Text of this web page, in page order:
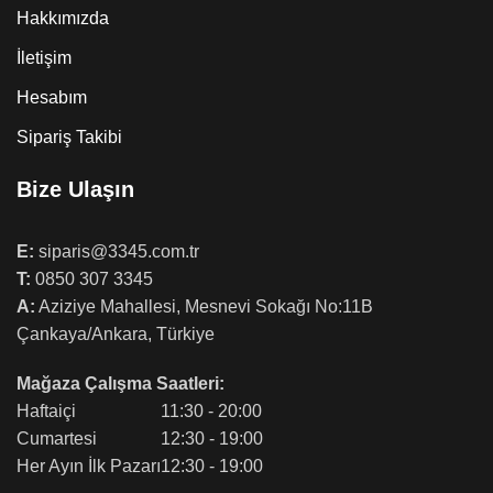
Hakkımızda
İletişim
Hesabım
Sipariş Takibi
Bize Ulaşın
E: siparis@3345.com.tr
T: 0850 307 3345
A: Aziziye Mahallesi, Mesnevi Sokağı No:11B
Çankaya/Ankara, Türkiye
Mağaza Çalışma Saatleri:
Haftaiçi
Cumartesi
Her Ayın İlk Pazarı
11:30 - 20:00
12:30 - 19:00
12:30 - 19:00